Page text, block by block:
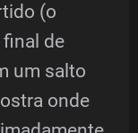
(o
de
um salto
onde